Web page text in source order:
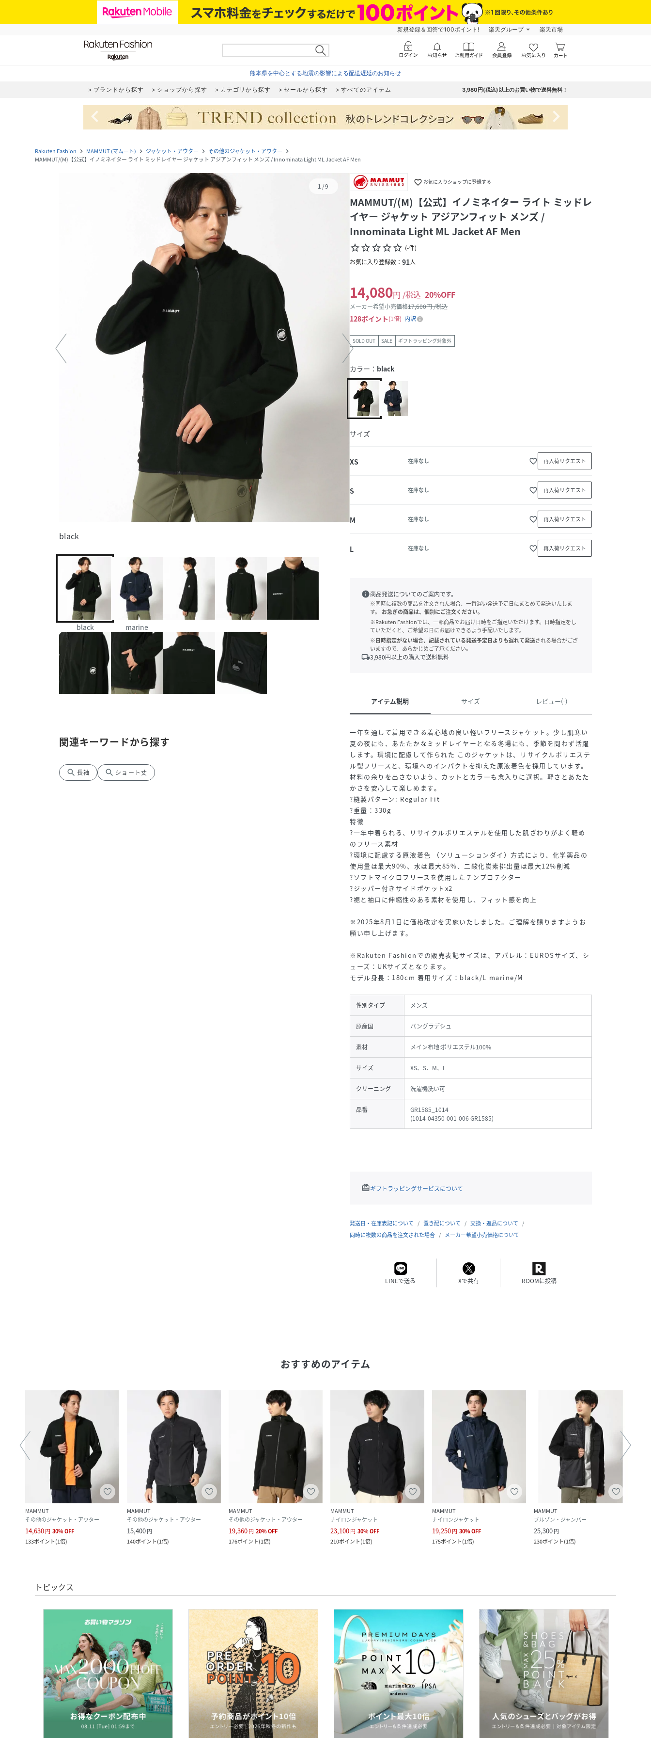
新規登録＆回答で100ポイント! 楽天グループ 楽天市場
熊本県を中心とする地震の影響による配送遅延のお知らせ
ブランドから探す ショップから探す カテゴリから探す セールから探す すべてのアイテム 3,980円(税込)以上のお買い物で送料無料！
navigate_before navigate_next
Rakuten Fashion navigate_next MAMMUT (マムート) navigate_next ジャケット・アウター navigate_next その他のジャケット・アウター navigate_next
MAMMUT/(M)【公式】イノミネイター ライト ミッドレイヤー ジャケット アジアンフィット メンズ / Innominata Light ML Jacket AF Men
1 /9
black
black marine
関連キーワードから探す
search 長袖 search ショート丈
favorite_border お気に入りショップに登録する
MAMMUT/(M)【公式】イノミネイター ライト ミッドレ
イヤー ジャケット アジアンフィット メンズ /
Innominata Light ML Jacket AF Men
star_borderstar_borderstar_borderstar_borderstar_border (-件)
お気に入り登録数： 91人
14,080円 /税込 20%OFF
メーカー希望小売価格17,600円 /税込
128ポイント 1倍 内訳
SOLD OUT SALE ギフトラッピング対象外
カラー： black
サイズ
XS 在庫なし favorite_border 再入荷リクエスト
S 在庫なし favorite_border 再入荷リクエスト
M 在庫なし favorite_border 再入荷リクエスト
L 在庫なし favorite_border 再入荷リクエスト
info商品発送についてのご案内です。
※同時に複数の商品を注文された場合、一番遅い発送予定日にまとめて発送いたしま
す。
お急ぎの商品は、個別にご注文ください。
※Rakuten Fashionでは、一部商品でお届け日時をご指定いただけます。日時指定をし
ていただくと、ご希望の日にお届けできるよう手配いたします。
※日時指定がない場合、記載されている発送予定日よりも遅れて発送される場合がござ
いますので、あらかじめご了承ください。
local_shipping3,980円以上の購入で送料無料
アイテム説明 サイズ レビュー(-)
一年を通して着用できる着心地の良い軽いフリースジャケット。少し肌寒い
夏の夜にも、あたたかなミッドレイヤーとなる冬場にも、季節を問わず活躍
します。環境に配慮して作られた このジャケットは、リサイクルポリエステ
ル製フリースと、環境へのインパクトを抑えた原液着色を採用しています。
材料の余りを出さないよう、カットとカラーも念入りに選択。軽さとあたた
かさを安心して楽しめます。
?縫製パターン: Regular Fit
?重量：330g
特徴
?一年中着られる、リサイクルポリエステルを使用した肌ざわりがよく軽め
のフリース素材
?環境に配慮する原液着色 （ソリューションダイ）方式により、化学薬品の
使用量は最大90%、水は最大85%、二酸化炭素排出量は最大12%削減
?ソフトマイクロフリースを使用したチンプロテクター
?ジッパー付きサイドポケットx2
?裾と袖口に伸縮性のある素材を使用し、フィット感を向上
※2025年8月1日に価格改定を実施いたしました。ご理解を賜りますようお
願い申し上げます。
※Rakuten Fashionでの販売表記サイズは、アパレル：EUROSサイズ、シ
ューズ：UKサイズとなります。
モデル身長：180cm 着用サイズ：black/L marine/M
性別タイプ メンズ
原産国 バングラデシュ
素材 メイン布地:ポリエステル100%
サイズ XS、S、M、L
クリーニング 洗濯機洗い可
品番
GR1585_1014
(1014-04350-001-006 GR1585)
redeemギフトラッピングサービスについて
発送日・在庫表記について 置き配について
交換・返品について
同時に複数の商品を注文された場合
メーカー希望小売価格について
LINEで送る Xで共有 ROOMに投稿
おすすめのアイテム
MAMMUT
その他のジャケット・アウター
14,630円 30%OFF
133ポイント(1倍)
MAMMUT
その他のジャケット・アウター
15,400円
140ポイント(1倍)
MAMMUT
その他のジャケット・アウター
19,360円 20%OFF
176ポイント(1倍)
MAMMUT
ナイロンジャケット
23,100円 30%OFF
210ポイント(1倍)
MAMMUT
ナイロンジャケット
19,250円 30%OFF
175ポイント(1倍)
MAMMUT
ブルゾン・ジャンパー
25,300円
230ポイント(1倍)
トピックス